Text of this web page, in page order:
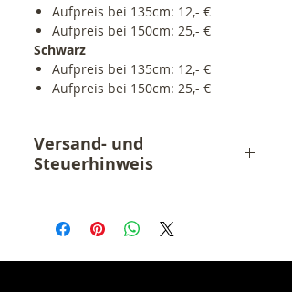
Aufpreis bei 135cm: 12,- €
Aufpreis bei 150cm: 25,- €
Schwarz
Aufpreis bei 135cm: 12,- €
Aufpreis bei 150cm: 25,- €
Versand- und
Steuerhinweis
Endpreis inkl. 19% MwSt.
zzgl. Versandkosten (15,90,- €)